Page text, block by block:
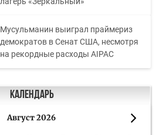
Мусульманин выиграл праймериз
демократов в Сенат США, несмотря
на рекордные расходы AIPAC
Календарь
Август 2026